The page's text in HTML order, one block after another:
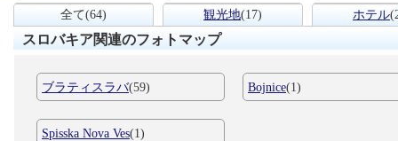
全て(64) 観光地(17) ホテル
スロバキア関連のフォトマップ
ブラティスラバ(59) Bojnice(1)
Spisska Nova Ves(1)